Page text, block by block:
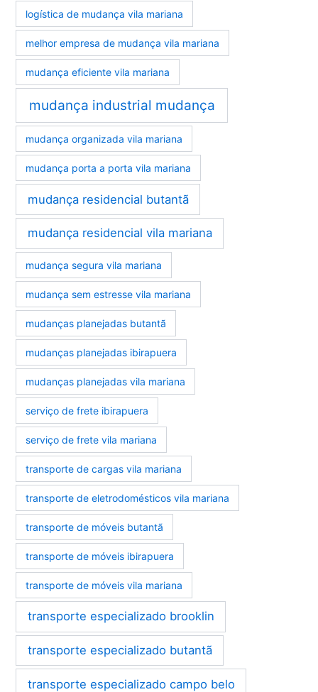
logística de mudança vila mariana
melhor empresa de mudança vila mariana
mudança eficiente vila mariana
mudança industrial mudança
mudança organizada vila mariana
mudança porta a porta vila mariana
mudança residencial butantã
mudança residencial vila mariana
mudança segura vila mariana
mudança sem estresse vila mariana
mudanças planejadas butantã
mudanças planejadas ibirapuera
mudanças planejadas vila mariana
serviço de frete ibirapuera
serviço de frete vila mariana
transporte de cargas vila mariana
transporte de eletrodomésticos vila mariana
transporte de móveis butantã
transporte de móveis ibirapuera
transporte de móveis vila mariana
transporte especializado brooklin
transporte especializado butantã
transporte especializado campo belo